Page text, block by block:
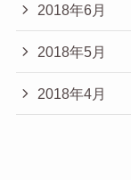
2018年6月
2018年5月
2018年4月